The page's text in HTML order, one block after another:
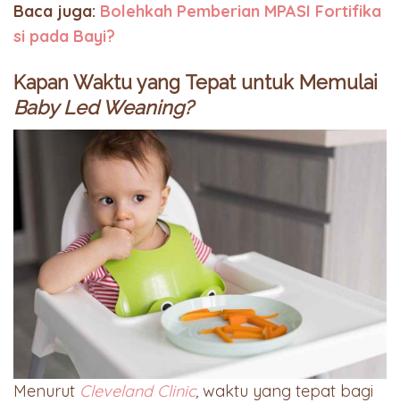
Baca juga: Bolehkah Pemberian MPASI Fortifika
si pada Bayi?
Kapan Waktu yang Tepat untuk Memulai
Baby Led Weaning?
Menurut Cleveland Clinic, waktu yang tepat bagi